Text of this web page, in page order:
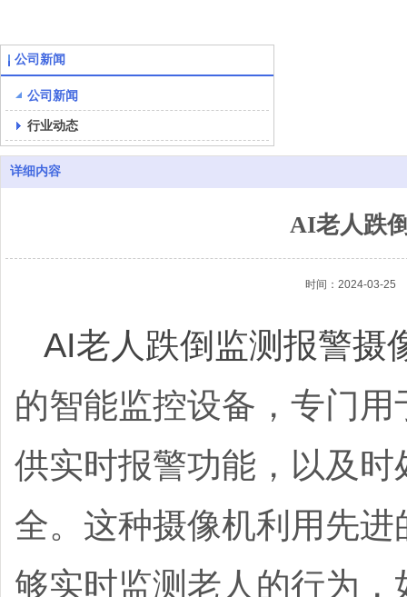
公司新闻
公司新闻
行业动态
详细内容
AI老人跌
时间：2024-03-25
AI老人跌倒监测报警摄
的智能监控设备，专门
供实时报警功能，以及
全。这种摄像机利用先
够实时监测老人的行为